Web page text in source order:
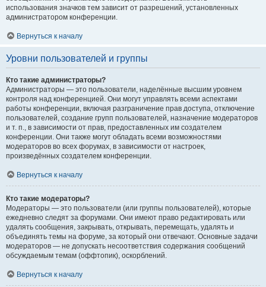
использования значков тем зависит от разрешений, установленных
администратором конференции.
Вернуться к началу
Уровни пользователей и группы
Кто такие администраторы?
Администраторы — это пользователи, наделённые высшим уровнем
контроля над конференцией. Они могут управлять всеми аспектами
работы конференции, включая разграничение прав доступа, отключение
пользователей, создание групп пользователей, назначение модераторов
и т. п., в зависимости от прав, предоставленных им создателем
конференции. Они также могут обладать всеми возможностями
модераторов во всех форумах, в зависимости от настроек,
произведённых создателем конференции.
Вернуться к началу
Кто такие модераторы?
Модераторы — это пользователи (или группы пользователей), которые
ежедневно следят за форумами. Они имеют право редактировать или
удалять сообщения, закрывать, открывать, перемещать, удалять и
объединять темы на форуме, за который они отвечают. Основные задачи
модераторов — не допускать несоответствия содержания сообщений
обсуждаемым темам (оффтопик), оскорблений.
Вернуться к началу